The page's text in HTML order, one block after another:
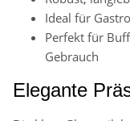
Ideal für
Perfekt für
Gebrauch
Elegante